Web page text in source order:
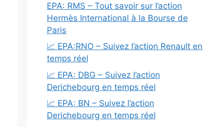
EPA: RMS – Tout savoir sur l’action
Hermès International à la Bourse de
Paris
📈 EPA:RNO – Suivez l’action Renault en
temps réel
📈 EPA: DBG – Suivez l’action
Derichebourg en temps réel
📈 EPA: BN – Suivez l’action
Derichebourg en temps réel